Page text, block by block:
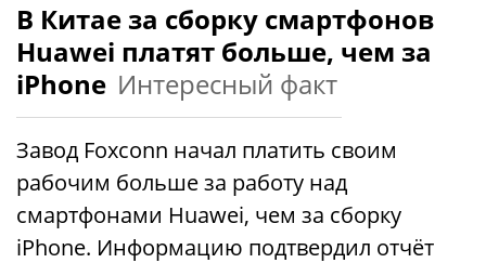
В Китае за сборку смартфонов
Huawei платят больше, чем за
iPhone Интересный факт
Завод Foxconn начал платить своим
рабочим больше за работу над
смартфонами Huawei, чем за сборку
iPhone. Информацию подтвердил отчёт